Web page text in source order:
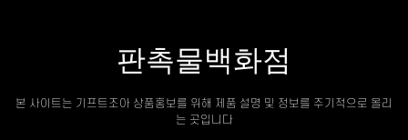
판촉물백화점
본 사이트는 기프트조아 상품홍보를 위해 제품 설명 및 정보를 주기적으로 올리
는 곳입니다